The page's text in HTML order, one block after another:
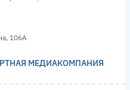
106А
МЕДИАКОМПАНИЯ